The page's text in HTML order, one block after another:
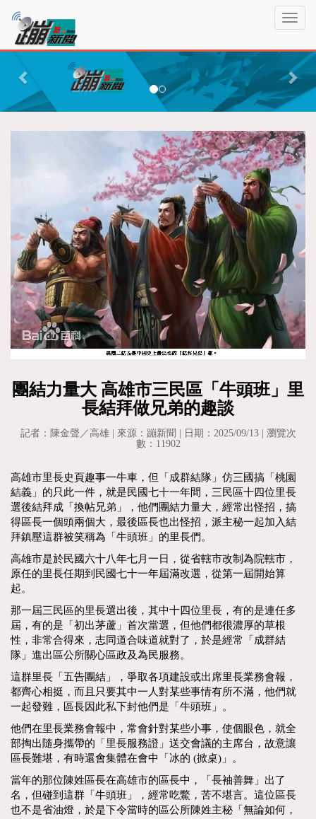
T
g
l
e
v
i
g
i
o
n
蹦
新
聞P
r
v
i
N
e
x
t
團結力量大 高雄市三民區「牛頭班」里
長結拜做兄弟的趣談
記者：陳金聲／高雄 | 來源：蹦新聞 | 日期：2025/09/13 | 瀏覽次
數：11902
高雄市里長史頁趣事一牛車，但「成群結隊」仿三國搞「桃園
結義」的只此一件，就是民國七十一年間，三民區十四位里長
選後結拜成「換帖兄弟」，他們團結力量大，經常出怪招，搞
得區長一個頭兩個大，最後區長也出怪招，派主秘一起加入結
拜鎮壓這群被笑稱為「牛頭班」的里長們。
高雄市是於民國六十八年七月一日，從省轄市改制為院轄市，
原任的里長任期到民國七十一年屆滿改選，從第一屆開始算
起。
那一屆三民區的里長選出後，其中十四位里長，有的是連任多
屆，有的是「初出茅蘆」首次當選，但他們都很濃厚的草根
性，非常合得來，志同道合味道就對了，於是經常「成群結
隊」進出區公所關心區政及為民服務。
這群里長「五告團結」，爭取各項建設或出席里長業務會報，
都齊心相挺，而且只要其中一人對某些事情有所不滿，他們就
一起發難，區長因此私下封他們是「牛頭班」。
他們在里長業務會報中，常會針對某些小事，使個眼色，就全
部掏出隨身攜帶的「里長服務證」送交會議的主席台，故意讓
區長難堪，有時還會集體在會中「冰的 (掀桌)」。
當年的那位陳姓區長在高雄市的區長中，「長袖善舞」出了
名，但碰到這群「牛頭班」，經常吃鱉，苦不堪言。這位區長
也不是省油燈，於是下令當時的區公所陳姓主秘「無論如何，